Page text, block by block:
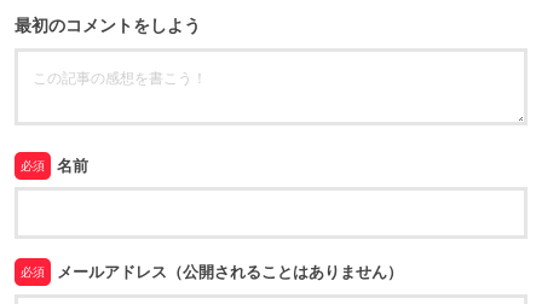
最初のコメントをしよう
必須 名前
必須 メールアドレス（公開されることはありません）